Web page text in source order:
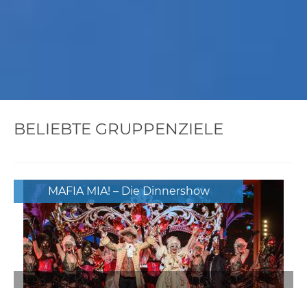
BELIEBTE GRUPPENZIELE
MAFIA MIA! – Die Dinnershow